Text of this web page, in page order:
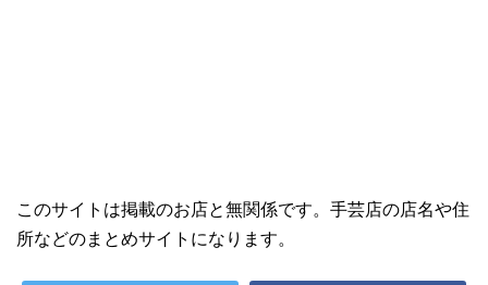
このサイトは掲載のお店と無関係です。手芸店の店名や住
所などのまとめサイトになります。